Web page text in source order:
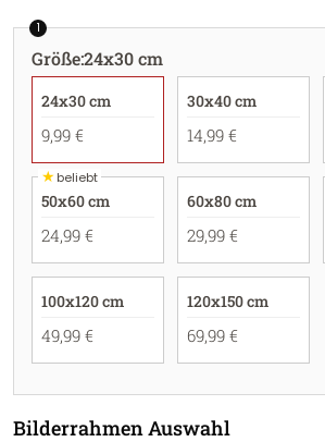
1
Größe:24x30 cm
24x30 cm
9,99 €
30x40 cm
14,99 €
★beliebt
50x60 cm
24,99 €
60x80 cm
29,99 €
100x120 cm
49,99 €
120x150 cm
69,99 €
Bilderrahmen Auswahl